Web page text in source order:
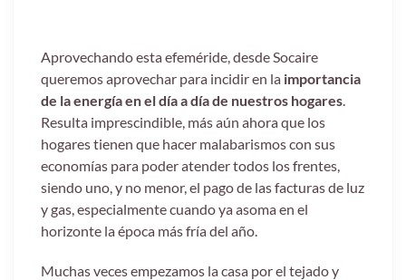
Aprovechando esta efeméride, desde Socaire
queremos aprovechar para incidir en la importancia
de la energía en el día a día de nuestros hogares.
Resulta imprescindible, más aún ahora que los
hogares tienen que hacer malabarismos con sus
economías para poder atender todos los frentes,
siendo uno, y no menor, el pago de las facturas de luz
y gas, especialmente cuando ya asoma en el
horizonte la época más fría del año.
Muchas veces empezamos la casa por el tejado y